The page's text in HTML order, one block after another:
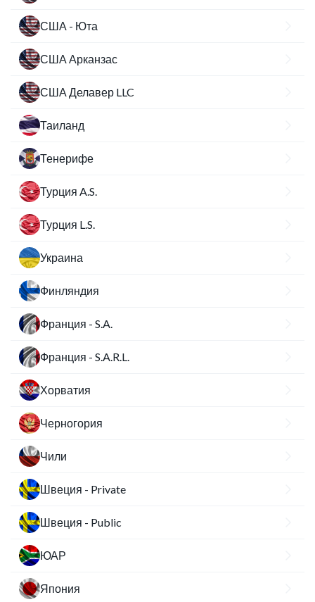
США - Юта
США Арканзас
США Делавер LLC
Таиланд
Тенерифе
Турция A.S.
Турция L.S.
Украина
Финляндия
Франция - S.A.
Франция - S.A.R.L.
Хорватия
Черногория
Чили
Швеция - Private
Швеция - Public
ЮАР
Япония